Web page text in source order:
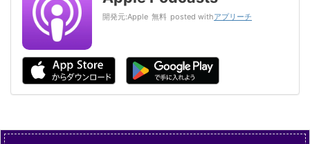
開発元:Apple 無料 posted withアプリーチ